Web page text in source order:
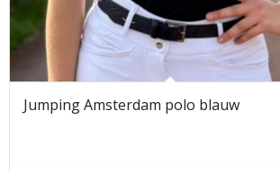
Jumping Amsterdam polo blauw